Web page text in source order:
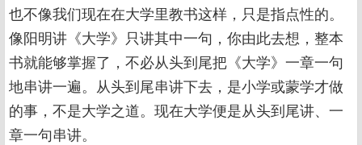
也不像我们现在在大学里教书这样，只是指点性的。
像阳明讲《大学》只讲其中一句，你由此去想，整本
书就能够掌握了，不必从头到尾把《大学》一章一句
地串讲一遍。从头到尾串讲下去，是小学或蒙学才做
的事，不是大学之道。现在大学便是从头到尾讲、一
章一句串讲。